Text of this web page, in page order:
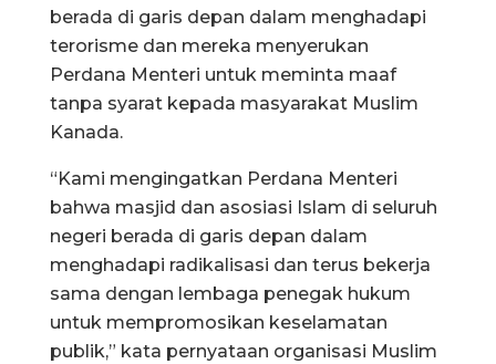
berada di garis depan dalam menghadapi
terorisme dan mereka menyerukan
Perdana Menteri untuk meminta maaf
tanpa syarat kepada masyarakat Muslim
Kanada.
“Kami mengingatkan Perdana Menteri
bahwa masjid dan asosiasi Islam di seluruh
negeri berada di garis depan dalam
menghadapi radikalisasi dan terus bekerja
sama dengan lembaga penegak hukum
untuk mempromosikan keselamatan
publik,” kata pernyataan organisasi Muslim